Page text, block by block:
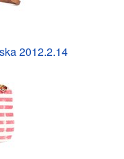
2012.2.14